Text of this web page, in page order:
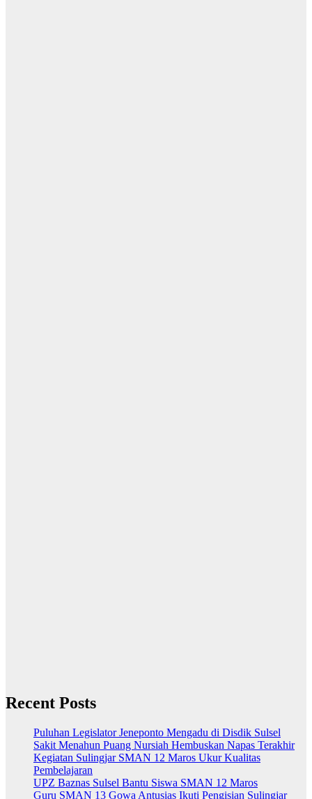
Recent Posts
Puluhan Legislator Jeneponto Mengadu di Disdik Sulsel
Sakit Menahun Puang Nursiah Hembuskan Napas Terakhir
Kegiatan Sulingjar SMAN 12 Maros Ukur Kualitas
Pembelajaran
UPZ Baznas Sulsel Bantu Siswa SMAN 12 Maros
Guru SMAN 13 Gowa Antusias Ikuti Pengisian Sulingjar